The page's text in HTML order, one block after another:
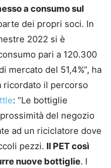
a consumo sul
dei propri soci. In
2022 si è
pari a 120.300
mercato del 51,4%”, ha
ricordato il percorso
: “Le bottiglie
del negozio
ad un riciclatore dove
pezzi. Il PET così
nuove bottiglie. I